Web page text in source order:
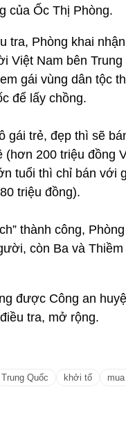
của Ốc Thị Phòng.
tra, Phòng khai
Việt Nam bên Trung
gái vùng dân tộc
để lấy chồng.
gái trẻ, đẹp thì sẽ
(hơn 200 triệu đồng
tuổi thì chỉ bán với
triệu đồng).
thành công,
còn Ba và
được Công an
tra, mở rộng.
Trung Quốc khởi tố